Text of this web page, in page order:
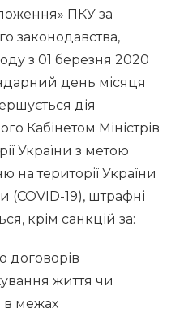
ПКУ за
законодавства,
з 01 березня 2020
день місяця
дія
Кабінетом Міністрів
України з метою
на території України
(COVID-19), штрафні
крім санкцій за:
життя чи
в межах